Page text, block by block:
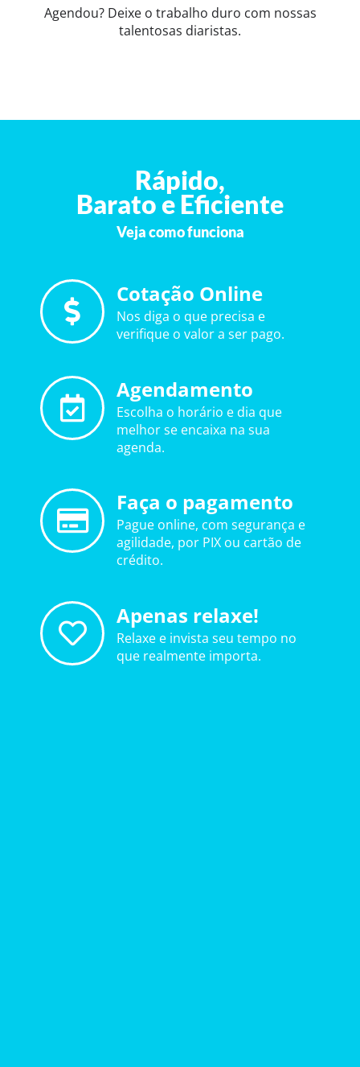
Agendou? Deixe o trabalho duro com nossas
talentosas diaristas.
Rápido,
Barato e Eficiente
Veja como funciona
Cotação Online
Nos diga o que precisa e
verifique o valor a ser pago.
Agendamento
Escolha o horário e dia que
melhor se encaixa na sua
agenda.
Faça o pagamento
Pague online, com segurança e
agilidade, por PIX ou cartão de
crédito.
Apenas relaxe!
Relaxe e invista seu tempo no
que realmente importa.